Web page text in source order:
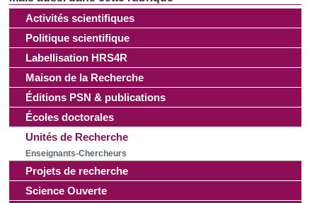
Activités scientifiques
Politique scientifique
Labellisation HRS4R
Maison de la Recherche
Éditions PSN & publications
Écoles doctorales
Unités de Recherche
Enseignants-Chercheurs
Projets de recherche
Science Ouverte